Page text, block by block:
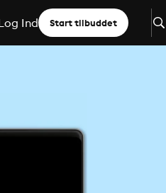
Ind Start tilbuddet